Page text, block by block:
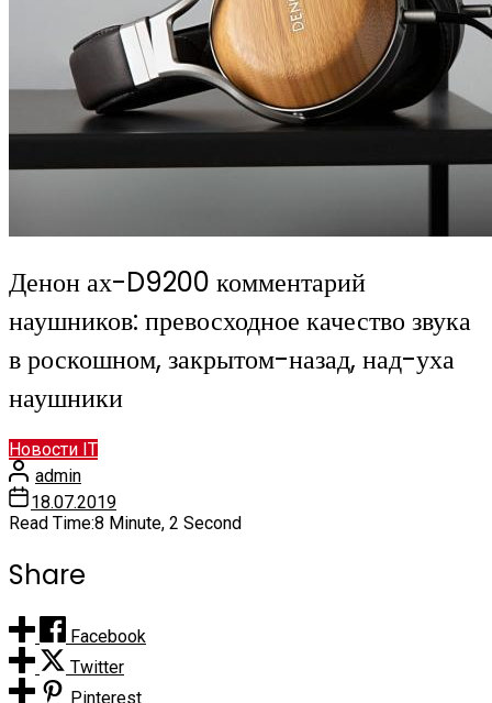
Денон ах-D9200 комментарий
наушников: превосходное качество звука
в роскошном, закрытом-назад, над-уха
наушники
Новости IT
admin
18.07.2019
Read Time:8 Minute, 2 Second
Share
Facebook
Twitter
Pinterest